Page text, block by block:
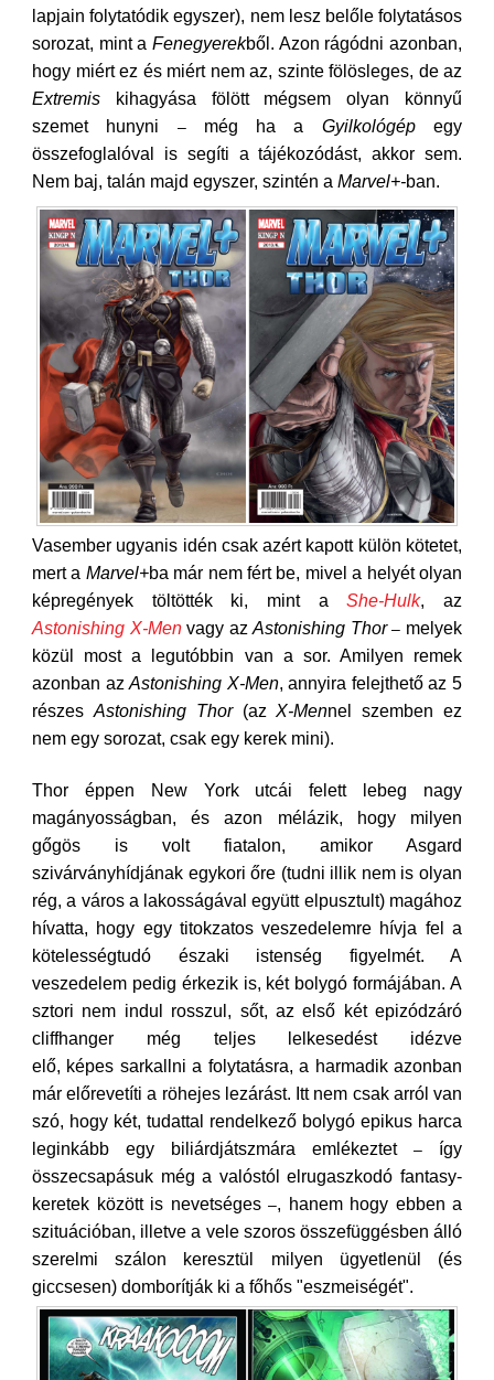
lapjain folytatódik egyszer), nem lesz belőle folytatásos
sorozat, mint a Fenegyerekből. Azon rágódni azonban,
hogy miért ez és miért nem az, szinte fölösleges, de az
Extremis kihagyása fölött mégsem olyan könnyű
szemet hunyni –még ha a Gyilkológépegy
összefoglalóval is segíti a tájékozódást, akkor sem.
Nem baj, talán majd egyszer, szintén a Marvel+-ban.
Vasember ugyanis idén csak azért kapott külön kötetet,
mert a Marvel+ba már nem fért be, mivel a helyét olyan
képregények töltötték ki, mint aShe-Hulk, az
Astonishing X-Men vagy azAstonishing Thor – melyek
közül most a legutóbbin van a sor. Amilyen remek
azonban azAstonishing X-Men, annyira felejthető az 5
részes Astonishing Thor(azX-Mennel szemben ez
nem egy sorozat, csak egy kerek mini).
Thor éppen New York utcái felett lebeg nagy
magányosságban, és azon mélázik, hogy milyen
gőgös is volt fiatalon, amikor Asgard
szivárványhídjának egykori őre (tudni illik nem is olyan
rég, a város a lakosságával együtt elpusztult) magához
hívatta, hogy egy titokzatos veszedelemre hívja fel a
kötelességtudó északi istenség figyelmét. A
veszedelem pedig érkezik is, két bolygó formájában. A
sztori nem indul rosszul, sőt, az első két epizódzáró
cliffhanger még teljes lelkesedést idézve
elő, képes sarkallni a folytatásra, a harmadik azonban
már előrevetíti a röhejes lezárást. Itt nem csak arról van
szó, hogy két, tudattal rendelkező bolygó epikus harca
leginkább egy biliárdjátszmára emlékeztet – így
összecsapásuk még a valóstól elrugaszkodó fantasy-
keretek között is nevetséges –, hanem hogy ebben a
szituációban, illetve a vele szoros összefüggésben álló
szerelmi szálon keresztül milyen ügyetlenül (és
giccsesen) domborítják ki a főhős "eszmeiségét".